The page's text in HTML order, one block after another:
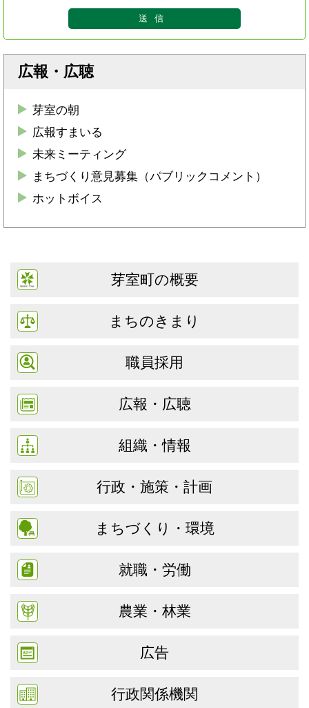
広報・広聴
芽室の朝
広報すまいる
未来ミーティング
まちづくり意見募集（パブリックコメント）
ホットボイス
芽室町の概要
まちのきまり
職員採用
広報・広聴
組織・情報
行政・施策・計画
まちづくり・環境
就職・労働
農業・林業
広告
行政関係機関